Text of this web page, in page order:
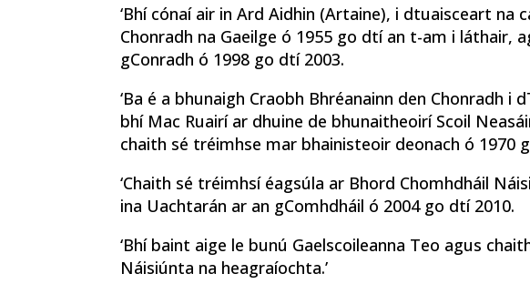
‘Bhí cónaí air in Ard Aidhin (Artaine), i dtuaisceart na
Chonradh na Gaeilge ó 1955 go dtí an t-am i láthair,
gConradh ó 1998 go dtí 2003.
‘Ba é a bhunaigh Craobh Bhréanainn den Chonradh i
bhí Mac Ruairí ar dhuine de bhunaitheoirí Scoil
chaith sé tréimhse mar bhainisteoir deonach ó 1970
‘Chaith sé tréimhsí éagsúla ar Bhord Chomhdháil
ina Uachtarán ar an gComhdháil ó 2004 go dtí 2010.
‘Bhí baint aige le bunú Gaelscoileanna Teo agus
Náisiúnta na heagraíochta.’